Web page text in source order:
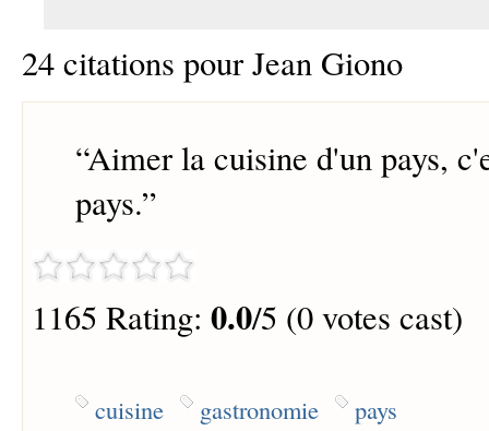
24 citations pour Jean Giono
“Aimer la cuisine d'un pays,
pays.”
1165 Rating: 0.0/5 (0 votes cast)
cuisine gastronomie pays